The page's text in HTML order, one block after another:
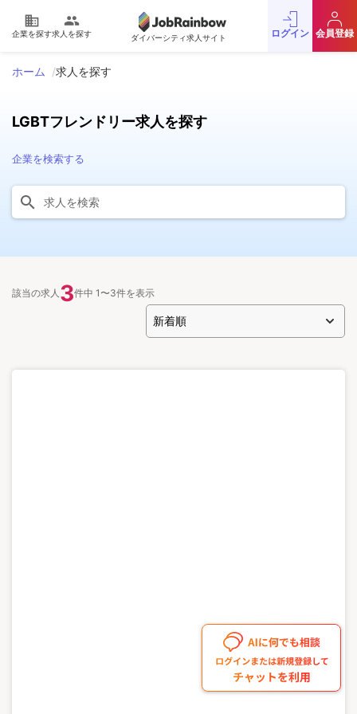
domain
企業を探す
people
求人を探す ダイバーシティ求人サイト ログイン 会員登録
ホーム 求人を探す
LGBTフレンドリー求人を探す
企業を検索する
該当の求人 3件中 1〜3件を表示